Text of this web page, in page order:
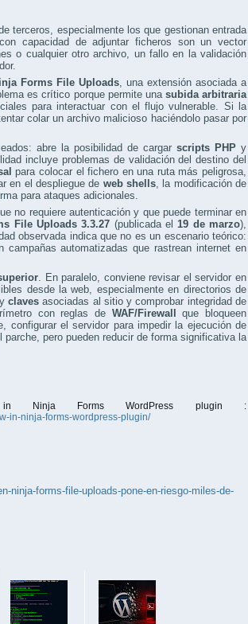
terceros, especialmente los que gestionan entrada
capacidad de adjuntar ficheros son un vector
o cualquier otro archivo, un fallo en la validación
Forms File Uploads, una extensión asociada a
es crítico porque permite unasubida arbitraria
para interactuar con el flujo vulnerable. Si la
colar un archivo malicioso haciéndolo pasar por
abre la posibilidad de cargarscripts PHP y
incluye problemas de validación del destino del
para colocar el fichero en una ruta más peligrosa,
en el despliegue de web shells , la modificación de
para ataques adicionales.
no requiere autenticación y que puede terminar en
File Uploads 3.3.27 (publicada el19 de marzo),
observada indica que no es un escenario teórico:
automatizadas que rastrean internet en
. En paralelo, conviene revisar el servidor en
desde la web, especialmente en directorios de
claves asociadas al sitio y comprobar integridad de
con reglas de WAF/Firewall
que bloqueen
configurar el servidor para impedir la ejecución de
parche, pero pueden reducir de forma significativa la
in Ninja Forms WordPress plugin :
in-ninja-forms-wordpress-plugin/
ninja-forms-file-uploads-pone-en-riesgo-miles-de-